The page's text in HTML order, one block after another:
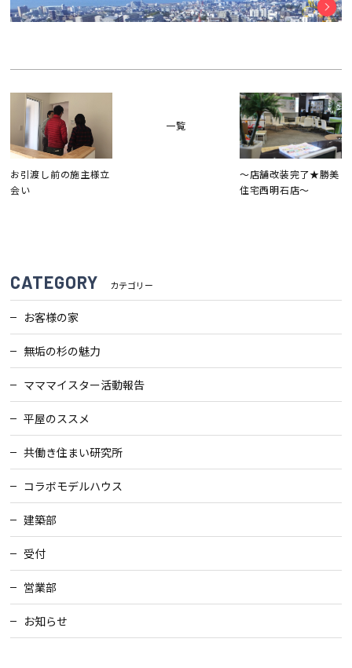
施工実績
イベント・見学会
モデルハウス紹介
会社案内
会社案内
スタッフ紹介
KATSUMIの
取り組み
土地の上手な探し方
家づくりの資金計画
設計・施工品質管理
検査・アフターメンテナンス
お引渡し前の施主様立
会い
一覧
～店舗改装完了★勝美
住宅西明石店～
CATEGORY カテゴリー
お客様の家
無垢の杉の魅力
マママイスター活動報告
平屋のススメ
共働き住まい研究所
コラボモデルハウス
建築部
受付
営業部
お知らせ